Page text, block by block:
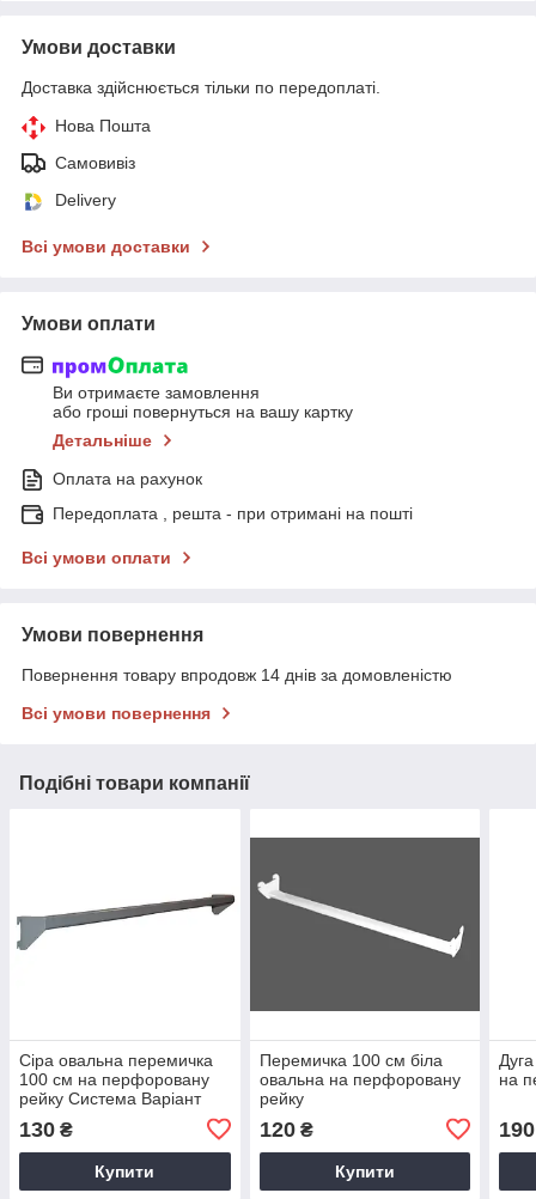
Умови доставки
Доставка здійснюється тільки по передоплаті.
Нова Пошта
Самовивіз
Delivery
Всі умови доставки
Умови оплати
Ви отримаєте замовлення
або гроші повернуться на вашу картку
Детальніше
Оплата на рахунок
Передоплата , решта - при отримані на пошті
Всі умови оплати
Умови повернення
Повернення товару впродовж 14 днів за домовленістю
Всі умови повернення
Подібні товари компанії
Сіра овальна перемичка
100 см на перфоровану
рейку Система Варіант
130 ₴
Купити
Перемичка 100 см біла
овальна на перфоровану
рейку
120₴
Купити
на
190